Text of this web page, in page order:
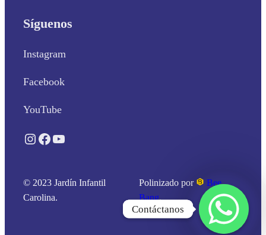
Síguenos
Instagram
Facebook
YouTube
Instagram Facebook YouTube
© 2023 Jardín Infantil
Carolina.
Polinizado por
Bee
Bang.
Contáctanos
Contáctanos